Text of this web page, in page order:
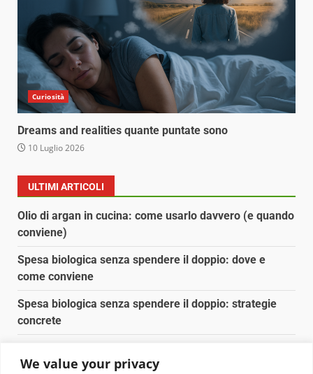
We value your privacy
Curiosità
Dreams and realities quante puntate sono
10 Luglio 2026
ULTIMI ARTICOLI
Olio di argan in cucina: come usarlo davvero (e quando
conviene)
Spesa biologica senza spendere il doppio: dove e
come conviene
Spesa biologica senza spendere il doppio: strategie
concrete